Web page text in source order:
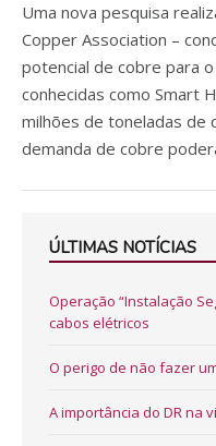
Uma nova pesquisa
Copper Association –
potencial de cobre para
conhecidas como Smart
milhões de toneladas de
demanda de cobre
ÚLTIMAS NOTÍCIAS
Operação “Instalação
cabos elétricos
O perigo de não fazer
A importância do DR na